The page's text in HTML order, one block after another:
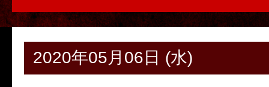
2020年05月06日 (水)